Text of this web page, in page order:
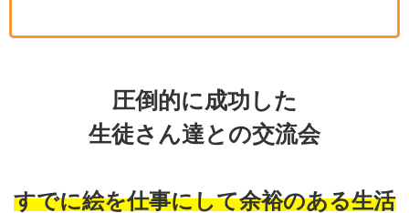
圧倒的に成功した
生徒さん達との交流会
すでに絵を仕事にして余裕のある生活